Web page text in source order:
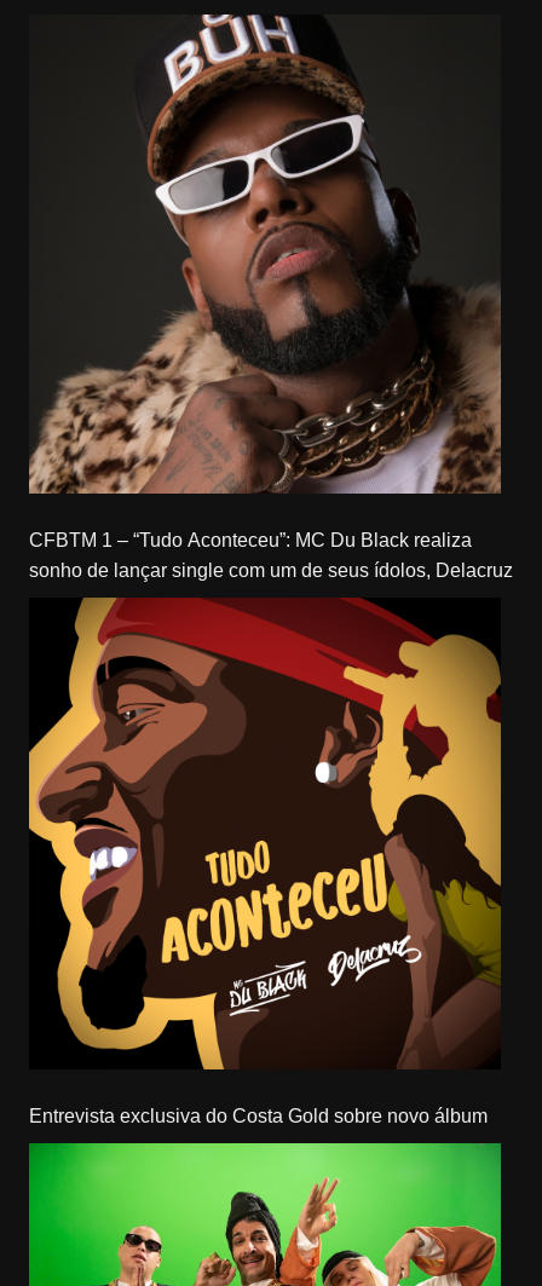
CFBTM 1 – “Tudo Aconteceu”: MC Du Black realiza
sonho de lançar single com um de seus ídolos, Delacruz
Entrevista exclusiva do Costa Gold sobre novo álbum